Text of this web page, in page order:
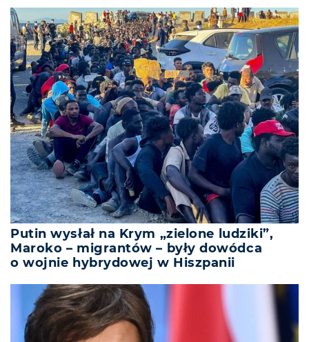
Putin wysłał na Krym „zielone ludziki”,
Maroko – migrantów – były dowódca
o wojnie hybrydowej w Hiszpanii